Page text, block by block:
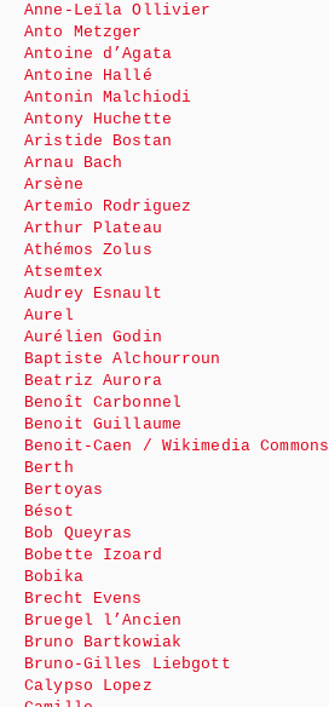
Anne-Leïla Ollivier
Anto Metzger
Antoine d’Agata
Antoine Hallé
Antonin Malchiodi
Antony Huchette
Aristide Bostan
Arnau Bach
Arsène
Artemio Rodriguez
Arthur Plateau
Athémos Zolus
Atsemtex
Audrey Esnault
Aurel
Aurélien Godin
Baptiste Alchourroun
Beatriz Aurora
Benoît Carbonnel
Benoit Guillaume
Benoit-Caen / Wikimedia Commons
Berth
Bertoyas
Bésot
Bob Queyras
Bobette Izoard
Bobika
Brecht Evens
Bruegel l’Ancien
Bruno Bartkowiak
Bruno-Gilles Liebgott
Calypso Lopez